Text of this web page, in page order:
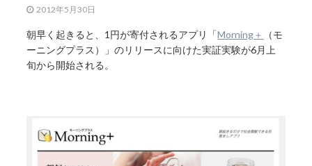
2012年5月30日
朝早く起きると、1円が寄付されるアプリ「Morning＋
（モ
ーニングプラス）」のリリースに向けた実証実験が6月上
旬から開始される。